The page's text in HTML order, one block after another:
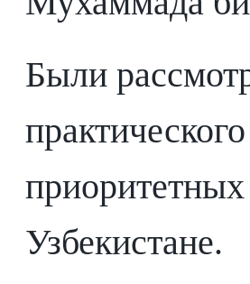
Были
Узбекистане.